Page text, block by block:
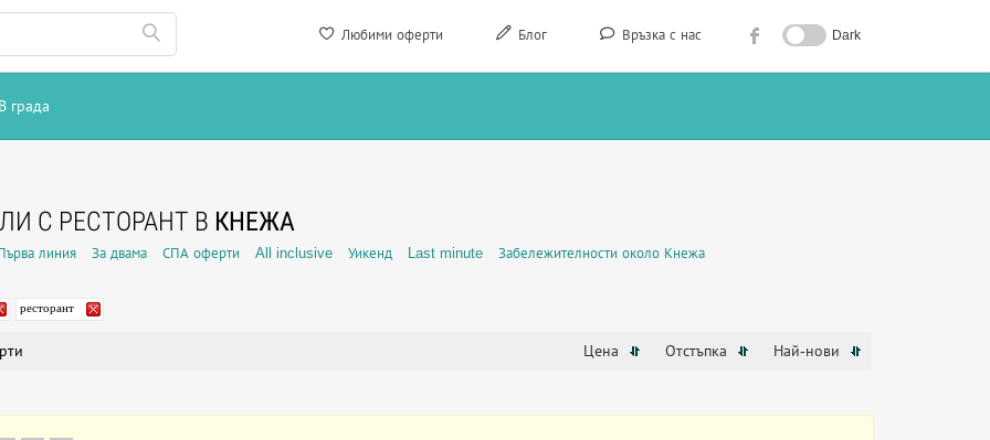
Любими оферти Блог Връзка с нас Dark
В града
С РЕСТОРАНТ В КНЕЖА
линия За двама СПА оферти All inclusive Уикенд Last minute Забележителности около Кнежа
ресторант
Цена Отстъпка Най-нови